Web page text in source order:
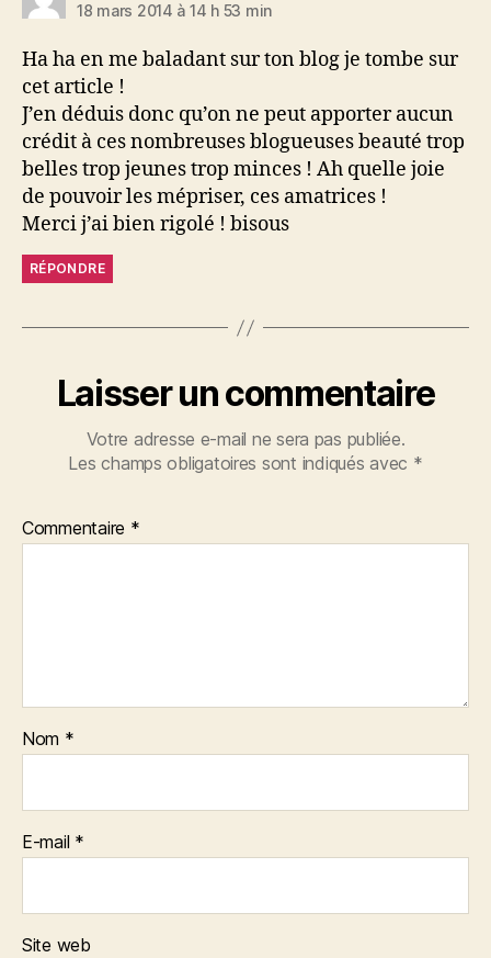
18 mars 2014 à 14 h 53 min
Ha ha en me baladant sur ton blog je tombe sur
cet article !
J’en déduis donc qu’on ne peut apporter aucun
crédit à ces nombreuses blogueuses beauté trop
belles trop jeunes trop minces ! Ah quelle joie
de pouvoir les mépriser, ces amatrices !
Merci j’ai bien rigolé ! bisous
RÉPONDRE
Laisser un commentaire
Votre adresse e-mail ne sera pas publiée.
Les champs obligatoires sont indiqués avec *
Commentaire *
Nom *
E-mail *
Site web